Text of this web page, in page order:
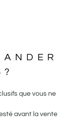
que vous ne
avant la vente